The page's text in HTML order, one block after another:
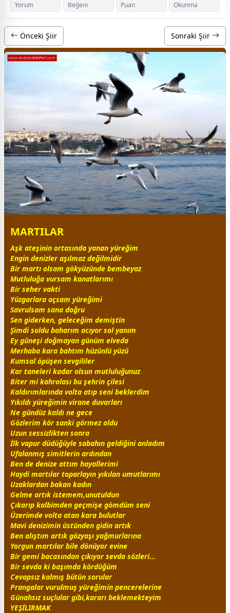
Yorum Beğeni Puan Okunma
Önceki Şiir Sonraki Şiir
MARTILAR
Aşk ateşinin ortasında yanan yüreğim
Engin denizler aşılmaz değilmidir
Bir martı olsam gökyüzünde bembeyaz
Mutluluğa vursam kanatlarımı
Bir seher vakti
Yüzgarlara açsam yüreğimi
Savrulsam sana doğru
Sen giderken, geleceğim demiştin
Şimdi soldu baharım acıyor sol yanım
Eygüneşi doğmayan günüm elveda
Merhaba kara bahtım hüzünlü yüzü
Kumsal öpüşen sevgililer
Kar taneleri kadar olsun mutluluğunuz
Biter mi kahrolası bu şehrin çilesi
Kaldırımlarında volta atıp seni beklerdim
Yıkıldı yüreğimin virane duvarları
Ne gündüzkaldı ne gece
Gözlerim kör sanki görmez oldu
Uzun sessizlikten sonra
İlk vapur düdüğüyle sabahın geldiğini anladım
Ufalanmış simitlerin ardından
Ben de denize attım hayallerimi
Haydi martılar toparlayın yıkılan umutlarımı
Uzaklardan bakan kadın
Gelme artık istemem,unutuldun
Çıkarıp kalbimden geçmişe gömdüm seni
Üzerimde volta atan kara bulutlar
Mavi denizimin üstünden gidin artık
Ben alıştım artıkgözyaşı yağmurlarına
Yorgun martılar bile dönüyor evine
Bir gemi bacasından çıkıyorsevda sözleri...
Birsevda ki başımda kördüğüm
Cevapsız kalmış bütün sorular
Prangalar vurulmuş yüreğimin pencerelerine
Günahsız suçlular gibi,kararı beklemekteyim
YEŞİLIRMAK